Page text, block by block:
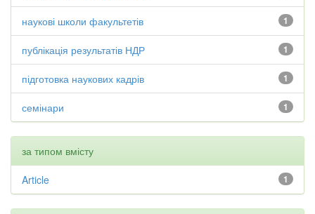
1
наукові школи факультетів
1
публікація результатів НДР
1
підготовка наукових кадрів
1
семінари
за типом вмісту
1
Article